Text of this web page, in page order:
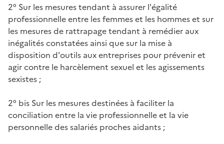
2° Sur les mesures tendant à assurer l'égalité
professionnelle entre les femmes et les hommes et sur
les mesures de rattrapage tendant à remédier aux
inégalités constatées ainsi que sur la mise à
disposition d'outils aux entreprises pour prévenir et
agir contre le harcèlement sexuel et les agissements
sexistes ;
2° bis Sur les mesures destinées à faciliter la
conciliation entre la vie professionnelle et la vie
personnelle des salariés proches aidants ;